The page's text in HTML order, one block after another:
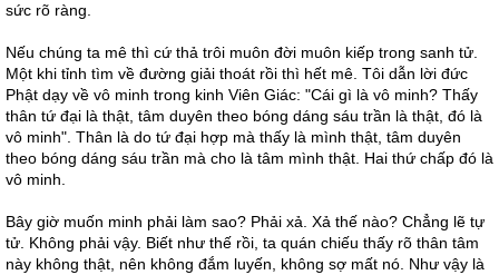
sức rõ ràng.
Nếu chúng ta mê thì cứ thả trôi muôn đời muôn kiếp trong sanh tử.
Một khi tỉnh tìm về đường giải thoát rồi thì hết mê. Tôi dẫn lời đức
Phật dạy về vô minh trong kinh Viên Giác: "Cái gì là vô minh? Thấy
thân tứ đại là thật, tâm duyên theo bóng dáng sáu trần là thật, đó là
vô minh". Thân là do tứ đại hợp mà thấy là mình thật, tâm duyên
theo bóng dáng sáu trần mà cho là tâm mình thật. Hai thứ chấp đó là
vô minh.
Bây giờ muốn minh phải làm sao? Phải xả. Xả thế nào? Chẳng lẽ tự
tử. Không phải vậy. Biết như thế rồi, ta quán chiếu thấy rõ thân tâm
này không thật, nên không đắm luyến, không sợ mất nó. Như vậy là